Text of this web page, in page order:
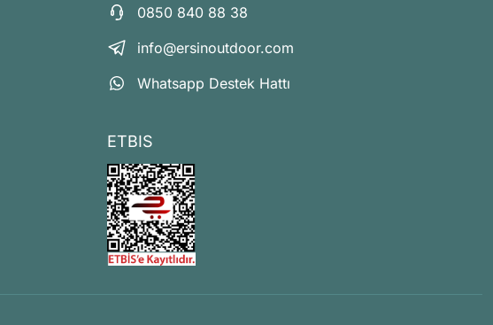
0850 840 88 38
info@ersinoutdoor.com
Whatsapp Destek Hattı
ETBIS